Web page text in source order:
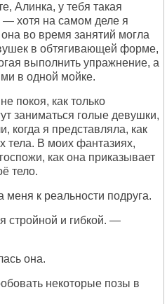
Алинка, у тебя такая
— хотя на самом деле я
во время занятий могла
в обтягивающей форме,
выполнить упражнение, а
в одной мойке.
покоя, как только
заниматься голые девушки,
когда я представляла, как
тела. В моих фантазиях,
как она приказывает
тело.
к реальности подруга.
стройной и гибкой. —
она.
некоторые позы в